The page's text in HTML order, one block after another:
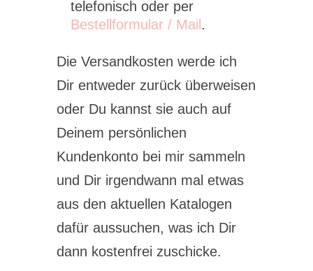
telefonisch oder per
Bestellformular / Mail .
Die Versandkosten werde ich
Dir entweder zurück überweisen
oder Du kannst sie auch auf
Deinem persönlichen
Kundenkonto bei mir sammeln
und Dir irgendwann mal etwas
aus den aktuellen Katalogen
dafür aussuchen, was ich Dir
dann kostenfrei zuschicke.